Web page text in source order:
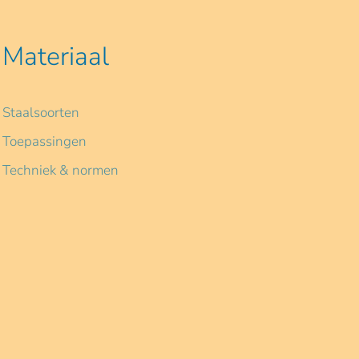
Materiaal
Staalsoorten
Toepassingen
Techniek & normen